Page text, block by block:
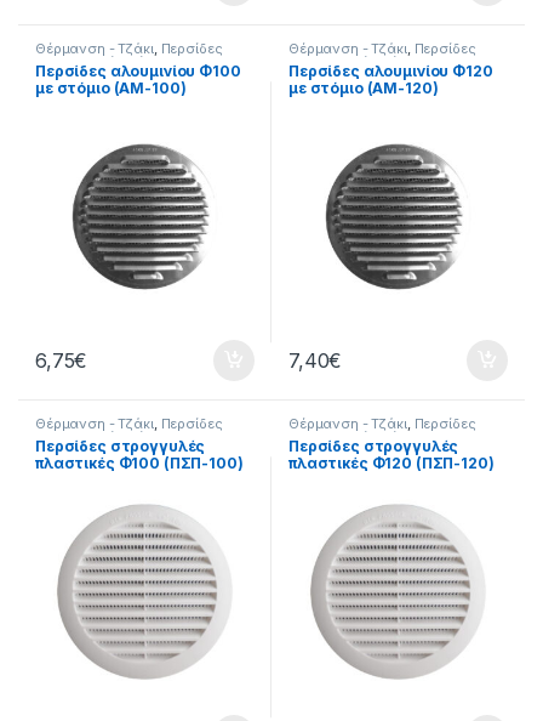
Θέρμανση - Τζάκι, Περσίδες
Εξαερισμού ,Σπίτι
Περσίδες αλουμινίου Φ100
με στόμιο (ΑΜ-100)
6,75€
Θέρμανση - Τζάκι, Περσίδες
Εξαερισμού ,Σπίτι
Περσίδες αλουμινίου Φ120
με στόμιο (ΑΜ-120)
7,40€
Θέρμανση - Τζάκι, Περσίδες
Εξαερισμού Σπίτι
Περσίδες στρογγυλές
πλαστικές Φ100 (ΠΣΠ-100)
Θέρμανση - Τζάκι, Περσίδες
Εξαερισμού Σπίτι
Περσίδες στρογγυλές
πλαστικές Φ120 (ΠΣΠ-120)